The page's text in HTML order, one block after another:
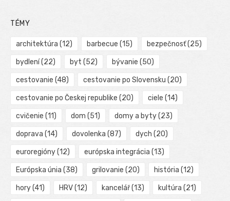
TÉMY
architektúra (12) barbecue (15) bezpečnosť(25)
bydlení(22) byt (52) bývanie (50)
cestovanie (48) cestovanie po Slovensku (20)
cestovanie po Českej republike (20) ciele (14)
cvičenie (11) dom (51) domy a byty(23)
doprava (14) dovolenka (87) dych (20)
euroregióny(12) európska integrácia (13)
Európska únia (38) grilovanie (20) história (12)
hory(41) HRV(12) kancelář(13) kultúra (21)